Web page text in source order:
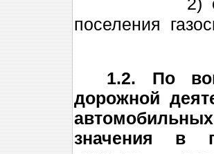
поселения
1.2. По
дорожной
значения в